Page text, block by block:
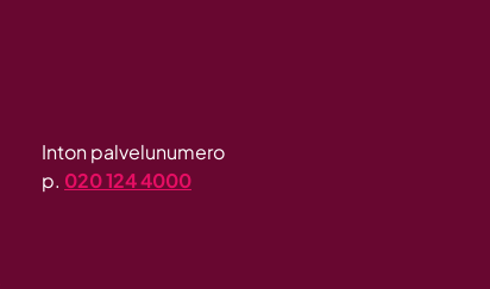
Inton palvelunumero
p. 020 124 4000